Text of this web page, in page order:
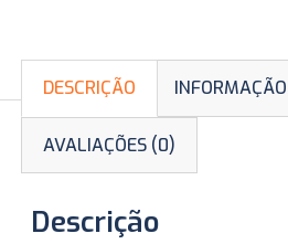
DESCRIÇÃO
AVALIAÇÕES (0)
Descrição